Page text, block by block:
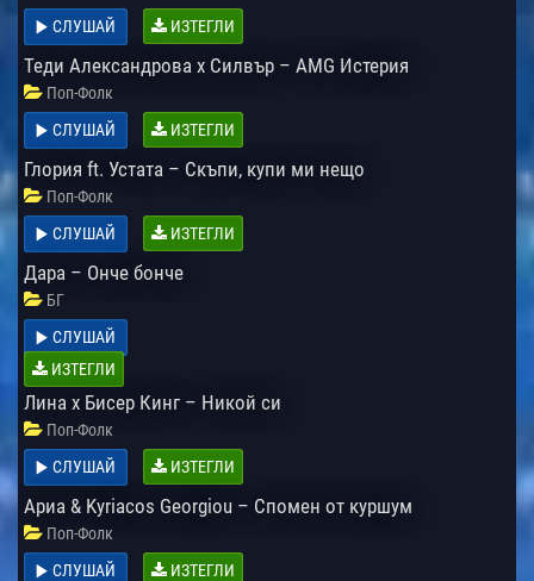
СЛУШАЙ
ИЗТЕГЛИ
Теди Александрова x Силвър – AMG Истерия
Поп-Фолк
СЛУШАЙ
ИЗТЕГЛИ
Глория ft. Устата – Скъпи, купи ми нещо
Поп-Фолк
СЛУШАЙ
ИЗТЕГЛИ
Дара – Онче бонче
БГ
СЛУШАЙ
ИЗТЕГЛИ
Лина х Бисер Кинг – Никой си
Поп-Фолк
СЛУШАЙ
ИЗТЕГЛИ
Ариа & Kyriacos Georgiou – Спомен от куршум
Поп-Фолк
СЛУШАЙ
ИЗТЕГЛИ